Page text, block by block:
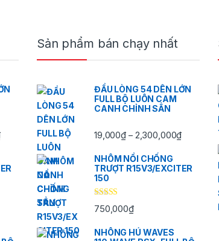
Khoảng giá: từ 19,000₫ đến 2,300,000₫
Sản phẩm bán chạy nhất
ĐẦU LÒNG 54 DÊN LỚN
FULL BỘ LUÔN CAM
CANH CHỈNH SẲN
19,000₫ – 2,300,000₫Khoảng
NHÔM NỒI CHỐNG
TRƯỢT R15V3/EXCITER
150
Được xếp
hạng5.005
750,000₫
NHÔNG HÚ WAVES